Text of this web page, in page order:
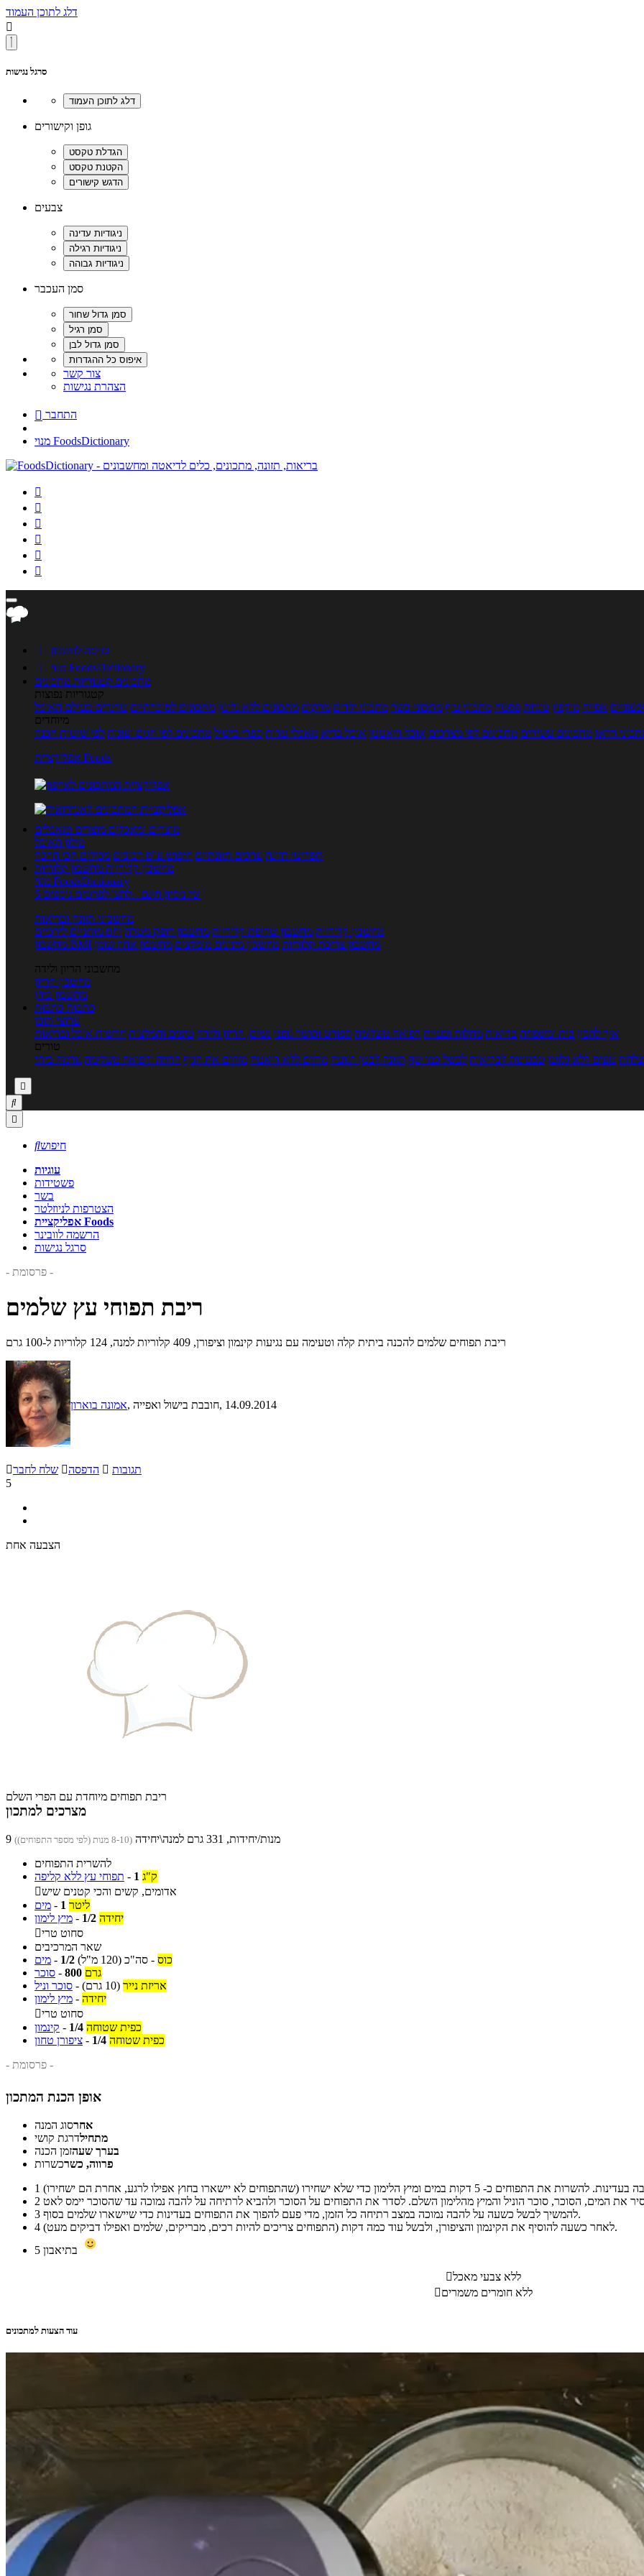
דלג לתוכן העמוד

סרגל נגישות
גופן וקישורים
צבעים
סמן העכבר
צור קשר
הצהרת נגישות
 התחבר
מנוי FoodsDictionary






 כניסה לחשבון

מנוי FoodsDictionary
מתכונים קטגוריות מתכונים
קטגוריות נפוצות
אפייה מוקפץ עוגיות פסטה מתכוני עוף מתכוני בשר מתכוני ילדים מרקים מתכונים ללא גלוטן מתכונים לסוכרתיים טרנדים בעולם האוכל
מיוחדים
וידאו מתכונים עשירים מתכונים לפי מצרכים אוכל דיאטטי אוכל בריא מאכלי עדות ספרי בישול מתכונים לפי חגים ועונות לפי שיטות הכנה
אפליקציית Foods
מוצרים ומאכלים מוצרים ומאכלים
מילון האוכל
תפריטי תזונה ערכים תזונתיים חיפוש ע"פ רכיבים מכילים הכי הרבה
מחשבון קלוריות מחשבון קלוריות
מנוי FoodsDictionary
5 ימי ניסיון חינם - לחצו לפרטים נוספים
מחשבוני תזונה ובריאות
מחשבון קלוריות מחשבון שריפת קלוריות מחשבון דופק מטרה יחס מותניים לירכיים
מחשבון BMI
מחשבון צריכת קלוריות מחשבון מינונים מומלצים מחשבון אחוז שומן
מחשבוני הריון ולידה
מחשבון הריון
מחשבון ביוץ
כתבות כתבות
ערוצי תוכן
איך להכין בית ומשפחה בריאות מחלות ובעיות רפואה משלימה ספורט וכושר גופני נשים, הריון ולידה טיפים והמלצות חדשות אוכל ובריאות
טורים
טעים ללא גלוטן טבעונות לבריאות לבשל כמו שף תזונה לבטן רגועה מרזים ללא דיאטה מזיזים את הגוף הרזיה ורפואה משלימה גורמה ביתי



חיפוש
עוגיות
פשטידות
בשר
הצטרפות לניוזלטר
אפליקציית Foods
הרשמה לוובינר
סרגל נגישות
- פרסומת -
ריבת תפוחי עץ שלמים
ריבת תפוחים שלמים להכנה ביתית קלה וטעימה עם נגיעות קינמון וציפורן, 409 קלוריות למנה, 124 קלוריות ל-100 גרם
אמונה בוארון , חובבת בישול ואפייה, 14.09.2014
שלח לחבר הדפסה  תגובות
5
הצבעה אחת
ריבת תפוחים מיוחדת עם הפרי השלם
מצרכים למתכון
9 מנות/יחידות, 331 גרם למנה\יחידה (8-10 מנות (לפי מספר התפוחים))
להשרית התפוחים
תפוחי עץ ללא קליפה - 1 ק"ג
אדומים, קשים והכי קטנים שיש
מים - 1 ליטר
מיץ לימון - 1/2 יחידה
סחוט טרי
שאר המרכיבים
מים - 1/2 כוס - סה"כ (120 מ"ל)
סוכר - 800 גרם
סוכר וניל - אריזת נייר (10 גרם)
מיץ לימון - יחידה
סחוט טרי
קינמון - 1/4 כפית שטוחה
ציפורן טחון - 1/4 כפית שטוחה
- פרסומת -
אופן הכנת המתכון
אחרסוג המנה
מתחילדרגת קושי
בערך שעהזמן הכנה
פרווה, כשרכשרות
1
2
3
להמשיך לבשל כשעה על להבה נמוכה במצב רתיחה כל הזמן, מדי פעם להפוך את התפוחים בעדינות כדי שיישארו שלמים בסוף.
4
לאחר כשעה להוסיף את הקינמון והציפורן, ולבשל עוד כמה דקות (התפוחים צריכים להיות רכים, מבריקים, שלמים ואפילו דביקים מעט).
5
ללא צבעי מאכל
ללא חומרים משמרים
עוד הצעות למתכונים